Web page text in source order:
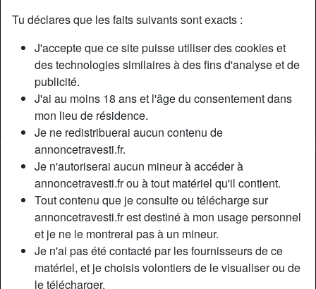
Tu déclares que les faits suivants sont exacts :
J'accepte que ce site puisse utiliser des cookies et
des technologies similaires à des fins d'analyse et de
publicité.
J'ai au moins 18 ans et l'âge du consentement dans
mon lieu de résidence.
Je ne redistribuerai aucun contenu de
annoncetravesti.fr.
Je n'autoriserai aucun mineur à accéder à
annoncetravesti.fr ou à tout matériel qu'il contient.
Tout contenu que je consulte ou télécharge sur
annoncetravesti.fr est destiné à mon usage personnel
et je ne le montrerai pas à un mineur.
Je n'ai pas été contacté par les fournisseurs de ce
matériel, et je choisis volontiers de le visualiser ou de
le télécharger.
Nickname:
MartineBonh
Âge:
35
Pays:
France
Département:
Saône-et-Loire
Sexe:
Transexuelle
Sexualité:
Gay
Relation: